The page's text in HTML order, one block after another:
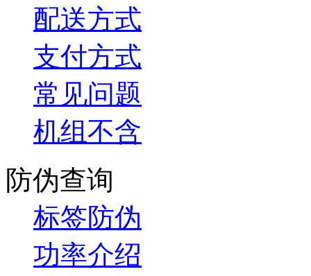
配送方式
支付方式
常见问题
机组不含
防伪查询
标签防伪
功率介绍